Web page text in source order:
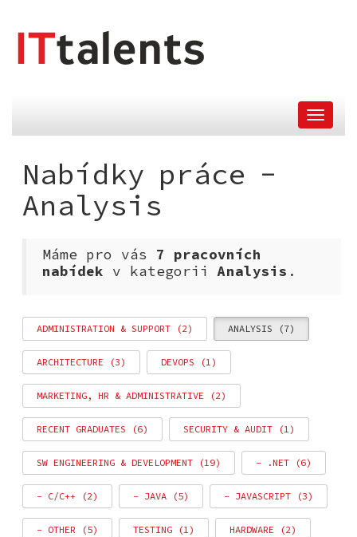
Nabídky práce -
Analysis
Máme pro vás 7 pracovních
nabídek v kategoriiAnalysis .
ADMINISTRATION & SUPPORT (2) ANALYSIS (7)
ARCHITECTURE (3) DEVOPS (1)
MARKETING, HR & ADMINISTRATIVE (2)
RECENT GRADUATES (6) SECURITY & AUDIT (1)
SW ENGINEERING & DEVELOPMENT (19) - .NET (6)
- C/C++ (2) - JAVA (5) - JAVASCRIPT (3)
- OTHER (5) TESTING (1) HARDWARE (2)